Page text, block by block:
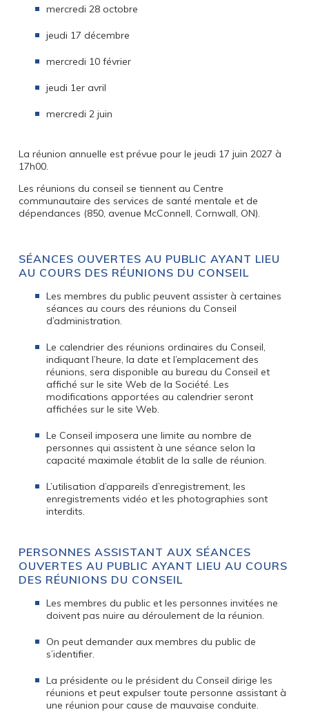
mercredi 28 octobre
jeudi 17 décembre
mercredi 10 février
jeudi 1er avril
mercredi 2 juin
La réunion annuelle est prévue pour le jeudi 17 juin 2027 à
17h00.
Les réunions du conseil se tiennent au Centre
communautaire des services de santé mentale et de
dépendances (850, avenue McConnell, Cornwall, ON).
SÉANCES OUVERTES AU PUBLIC AYANT LIEU
AU COURS DES RÉUNIONS DU CONSEIL
Les membres du public peuvent assister à certaines
séances au cours des réunions du Conseil
d’administration.
Le calendrier des réunions ordinaires du Conseil,
indiquant l’heure, la date et l’emplacement des
réunions, sera disponible au bureau du Conseil et
affiché sur le site Web de la Société. Les
modifications apportées au calendrier seront
affichées sur le site Web.
Le Conseil imposera une limite au nombre de
personnes qui assistent à une séance selon la
capacité maximale établit de la salle de réunion.
L’utilisation d’appareils d’enregistrement, les
enregistrements vidéo et les photographies sont
interdits.
PERSONNES ASSISTANT AUX SÉANCES
OUVERTES AU PUBLIC AYANT LIEU AU COURS
DES RÉUNIONS DU CONSEIL
Les membres du public et les personnes invitées ne
doivent pas nuire au déroulement de la réunion.
On peut demander aux membres du public de
s’identifier.
La présidente ou le président du Conseil dirige les
réunions et peut expulser toute personne assistant à
une réunion pour cause de mauvaise conduite.